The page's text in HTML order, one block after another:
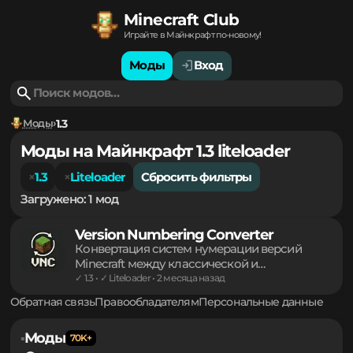
Minecraft Club
Играйте в Майнкрафт по-новому!
Моды Вход
Моды 1.3
Моды на Майнкрафт 1.3 liteloader
1.3 Liteloader
Сбросить фильтры
Загружено: 1 мод
Version Numbering Converter
Конвертация систем нумерации версий
Minecraft между классической и
современной годовой формами.
Инструментарий для разработчиков Java,
протоколов, прямое сравнение релизов и